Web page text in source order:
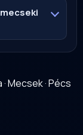
·Mecsek·Pécs